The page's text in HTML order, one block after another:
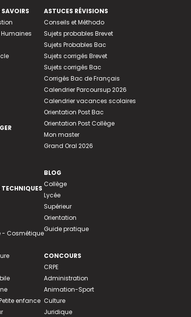
- Cosmétique
enfance
ASTUCES RÉVISIONS
Conseils et Méthodo
Sujets probables Brevet
Sujets Probables Bac
Sujets corrigés Brevet
Sujets corrigés Bac
Corrigés Bac de Français
Calendrier Parcoursup 2026
Calendrier vacances scolaires
Orientation Post Bac
Orientation Post Collège
Mon master
Grand Oral 2026
BLOG
Collège
Lycée
Supérieur
Orientation
Guide pratique
CONCOURS
CRPE
Administration
Animation-Sport
Culture
Juridique